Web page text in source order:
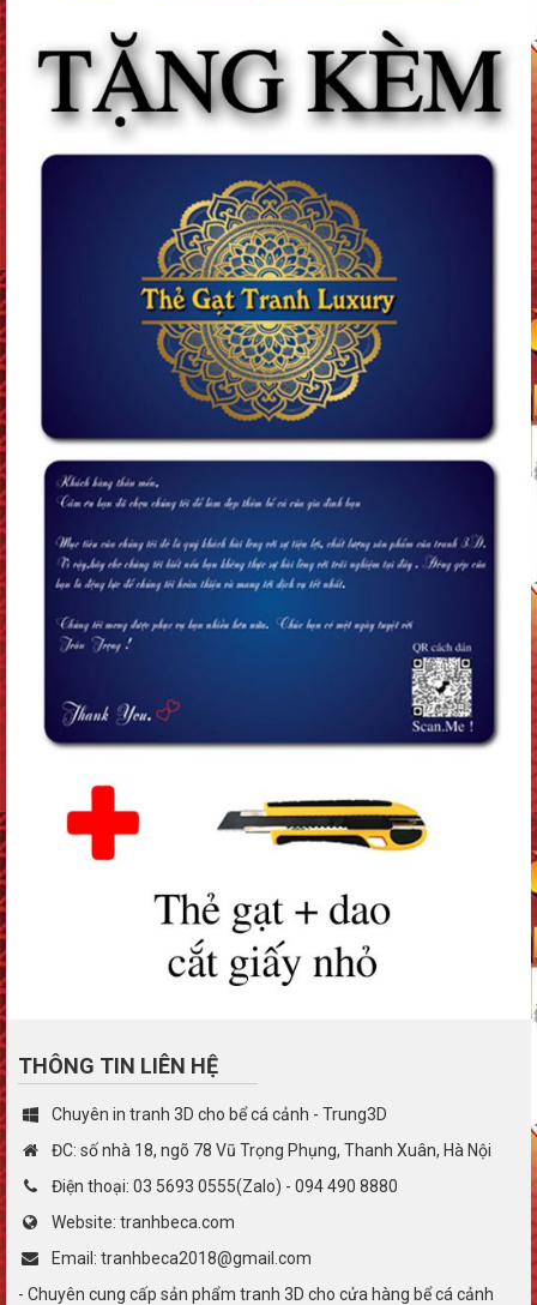
THÔNG TIN LIÊN HỆ
Chuyên in tranh 3D cho bể cá cảnh - Trung3D
ĐC: số nhà 18, ngõ 78 Vũ Trọng Phụng, Thanh Xuân, Hà Nội
Điện thoại: 03 5693 0555(Zalo) - 094 490 8880
Website: tranhbeca.com
Email: tranhbeca2018@gmail.com
- Chuyên cung cấp sản phẩm tranh 3D cho cửa hàng bể cá cảnh